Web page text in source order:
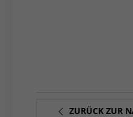
ZURÜCK ZUR